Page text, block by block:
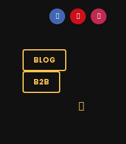
BLOG
B2B